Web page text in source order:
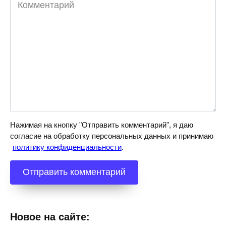
Нажимая на кнопку "Отправить комментарий", я даю
согласие на обработку персональных данных и принимаю
политику конфиденциальности.
Новое на сайте: